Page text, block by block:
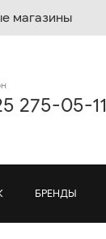
магазины
275-05-11
БРЕНДЫ